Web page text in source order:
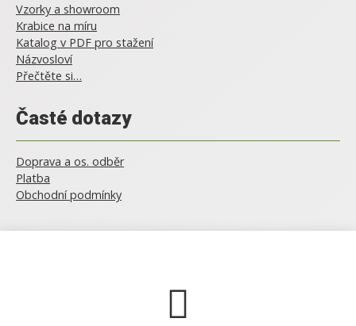
Vzorky a showroom
Krabice na míru
Katalog v PDF pro stažení
Názvosloví
Přečtěte si…
Časté dotazy
Doprava a os. odběr
Platba
Obchodní podmínky